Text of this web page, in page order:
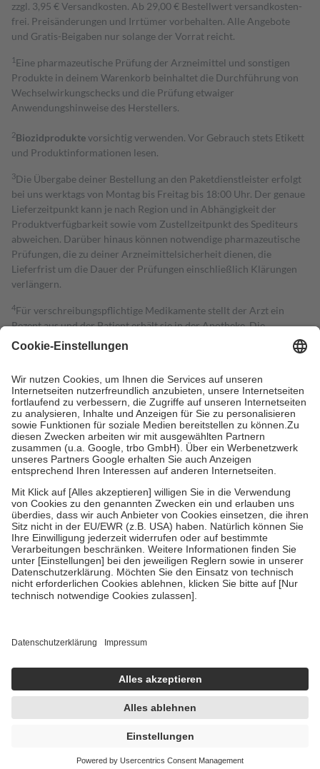
zzgl. 3,95 € Versandkosten. Ab 29,00 € Bestell­wert versand­kosten­
frei. Preisänderungen und Irrtümer vorbehalten. Alle Angebote
und Gratis-Beigaben nur solange der Vorrat reicht.
1 Eine pharmazeutische Prüfung der Arzneimittel und sonstigen
Produkte in deinem Warenkorb beinhaltet die Durchführung von
Wechselwirkungschecks und die Prüfung etwaiger
Anwendungshinweise des Herstellers.
2Biozidproduktevorsichtig verwenden. Vor Gebrauch stets Etikett
und Produktinformationen lesen.
3Die Übergabe deiner Bestellung an den Paketdienstleister erfolgt
bei uns werktags von Montag bis Freitag bis 18:00 Uhr. Der genaue
Lieferzeitpunkt kann je nach Region und in Abhängigkeit der
Produktverfügbarkeit sowie vom Zustellzeitpunkt des Spediteurs
abweichen. Darüber hinaus können notwendige pharmazeutische
Prüfungen, die zu deiner Arzneimittelsicherheit dienen, die
Lieferfrist um die Dauer der Prüfungen einschließlich Klärungen
verlängern.
4Für verschreibungspflichtige Medikamente stellt der Arzt ein
Rezept aus und der Patient erhält sie in der Apotheke. Die
gesetzliche Krankenversicherung übernimmt in der Regel die
Kosten dafür, der Versicherte trägt einen Teil davon als Zuzahlung
Grundsätzlich leisten Mitglieder Zuzahlungen in Höhe von zehn
Prozent des Abgabepreises,mindestens jedochfünf Euround
höchstens zehn Euro.Es sind jedoch nie mehr als die tatsächlichen
Kosten der Leistung zu entrichten.
Diese Regeln gelten grundsätzlich auch für Online-Apotheken.
Bei Heilmitteln und häuslicher Krankenpflege beträgt die
Zuzahlung zehn Prozent der Kosten sowie zehn Euro je
Verordnung.
Um das Engagement der Versicherten für ihre eigene Gesundheit zu
stärken und die besondere Stellung der Familie zu unterstützen,
fallenkeine Zuzahlungenan bei:
• Kindern und Jugendlichen bis zum vollendeten 18. Lebensjahr
mit Ausnahme der Fahrkosten
• Untersuchungen zur Vorsorge und Früherkennung, die von der
GKV getragen werden
Einholung von Bewertungen. Trusted Shops hat Maßnahmen
getroffen, um sicherzustellen, dass es sich um echte Bewertungen
handelt. Mehr Informationen findest du hier:
https://help.etrusted.com/hc/de/articles/4419944605341